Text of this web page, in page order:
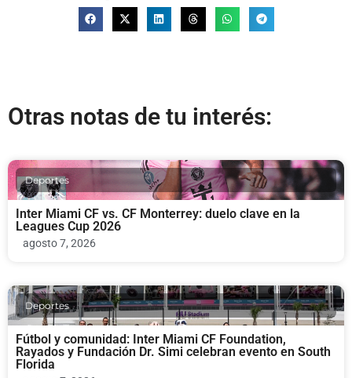
Otras notas de tu interés:
Deportes
Inter Miami CF vs. CF Monterrey: duelo clave en la
Leagues Cup 2026
agosto 7, 2026
Deportes
Fútbol y comunidad: Inter Miami CF Foundation,
Rayados y Fundación Dr. Simi celebran evento en South
Florida